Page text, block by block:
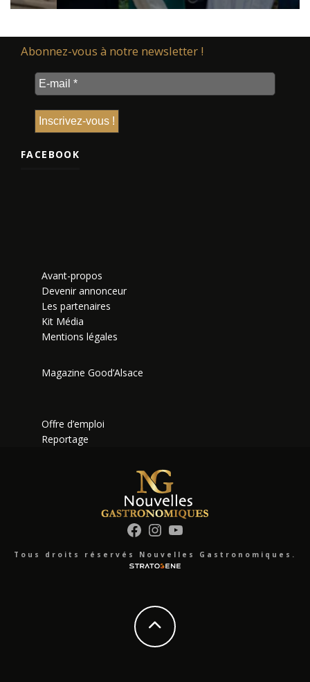
Abonnez-vous à notre newsletter !
FACEBOOK
Avant-propos
Devenir annonceur
Les partenaires
Kit Média
Mentions légales
Magazine Good’Alsace
Offre d’emploi
Reportage
Facebook
Instagram
YouTube
Tous droits réservés Nouvelles Gastronomiques.